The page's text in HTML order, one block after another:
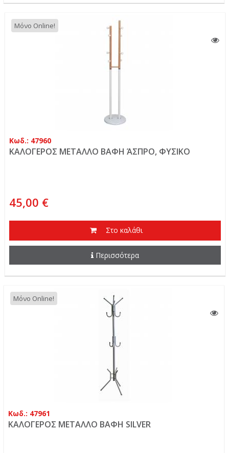
Μόνο Online!
Κωδ.: 47960
ΚΑΛΟΓΕΡΟΣ ΜΕΤΑΛΛΟ ΒΑΦΗ ΆΣΠΡΟ, ΦΥΣΙΚΟ
45,00 €
Στο καλάθι
Περισσότερα
Μόνο Online!
Κωδ.: 47961
ΚΑΛΟΓΕΡΟΣ ΜΕΤΑΛΛΟ ΒΑΦΗ SILVER